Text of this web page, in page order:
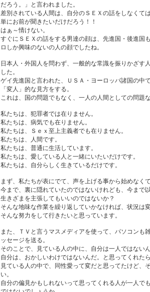
だろう。」と言われました。
差別されている人間は、自分のＳＥＸの話をしなくて
単にお前が聞きたいだけだろう！！
はぁ～情けない。
すぐにＳＥＸの話をする男達の顔は、先進国・後進国
ロしか興味のないの人の顔でしたね。
日本人・外国人を問わず、一般的な常識を振りかざす
した。
ゲイ先進国と言われた、ＵＳＡ・ヨーロッパ諸国の中
「変人」的な見方をする。
これは、国の問題でもなく、一人の人間としての問題
私たちは、犯罪者では在りません。
私たちは、病気でも在りません。
私たちは、Ｓｅｘ至上主義者でも在りません。
私たちは、人間です。
私たちは、普通に生活しています。
私たちは、愛している人と一緒にいたいだけです。
私たちは、自分らしく生きているだけです。
まず、私たちが表にでて、声を上げる事から始めなく
今まで、裏に隠れていたのではないけれども、今まで
生きざまを主張してもいいのではないか？
そんな地味な作業を繰り返していかなければ、状況は
そんな努力をして行きたいと思っています。
また、ＴＶと言うマスメディアを使って、パソコンも
ッセージを送る。
そのことで、見ている人の中に、自分は一人ではない
自分は、おかしいわけではないんだ。と思ってくれた
見ている人の中で、同性愛って変だと思ってたけど、
い。
自分の偏見かもしれないって思ってくれる人が一人で